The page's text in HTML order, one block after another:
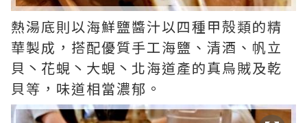
熱湯底則以海鮮鹽醬汁以四種甲殻類的精
華製成，搭配優質手工海鹽、清酒、帆立
貝丶花蜆丶大蜆丶北海道產的真烏賊及乾
貝等，味道相當濃郁。